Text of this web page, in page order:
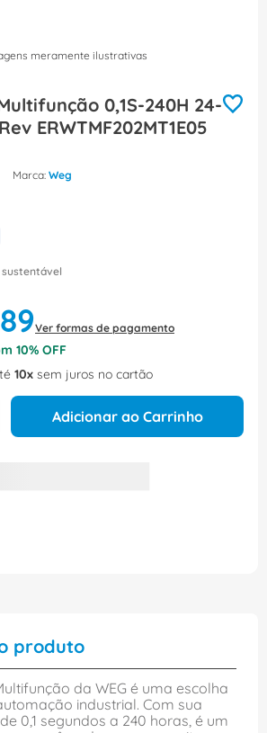
meramente ilustrativas
0,1S-240H 24-
ERWTMF202MT1E05
Weg
89Ver formas de pagamento
10% OFF
10 sem juros no cartão
Adicionar ao Carrinho
produto
da WEG é uma escolha
industrial. Com sua
0,1 segundos a 240 horas, é um